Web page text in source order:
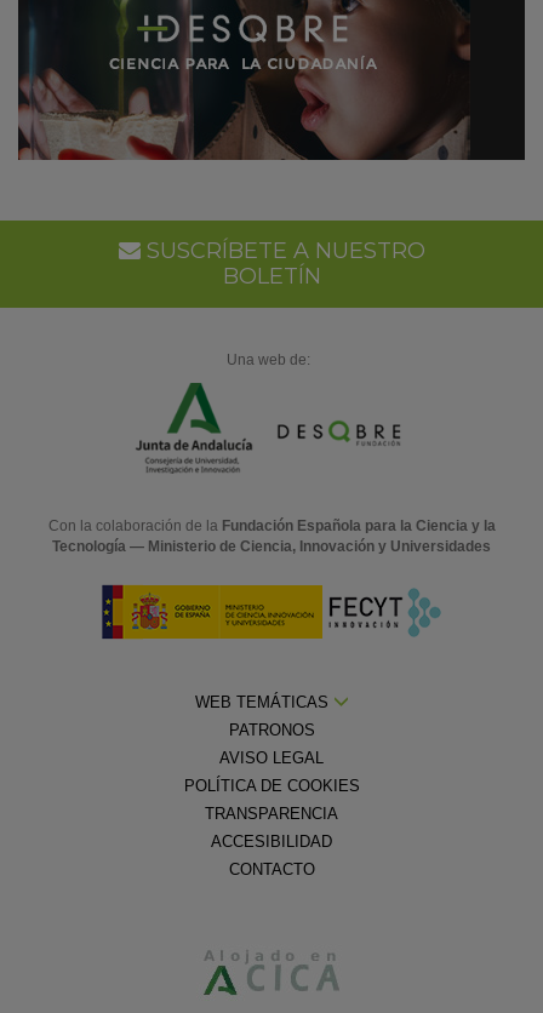
SUSCRÍBETE A NUESTRO
BOLETÍN
Una web de:
Con la colaboración de la Fundación Española para la Ciencia y la
Tecnología — Ministerio de Ciencia, Innovación y Universidades
WEB TEMÁTICAS
PATRONOS
AVISO LEGAL
POLÍTICA DE COOKIES
TRANSPARENCIA
ACCESIBILIDAD
CONTACTO